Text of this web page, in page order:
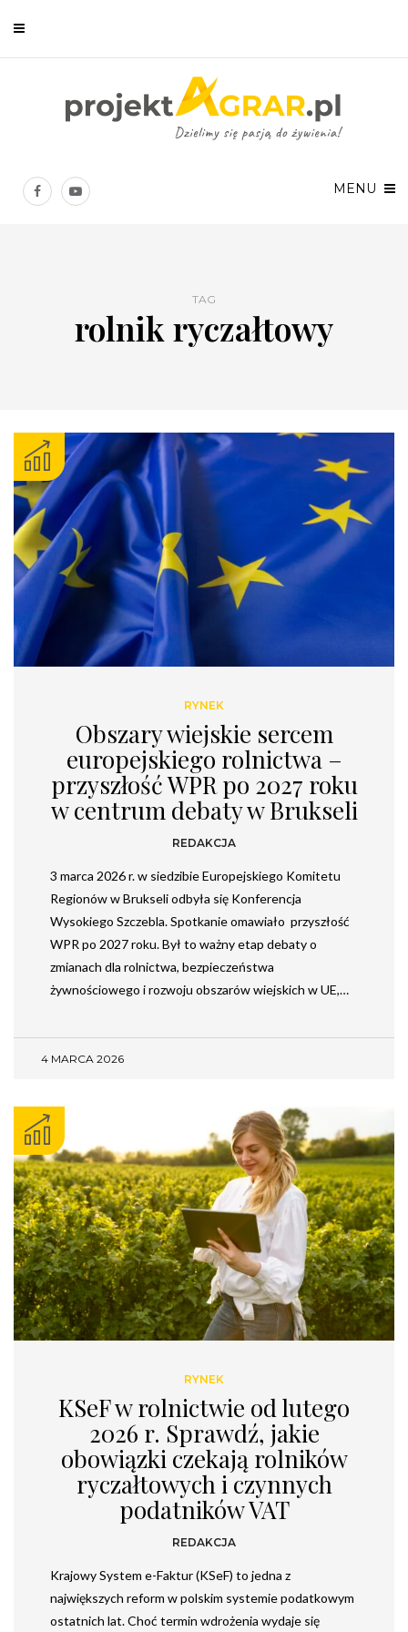
MENU
TAG
rolnik ryczałtowy
RYNEK
Obszary wiejskie sercem
europejskiego rolnictwa –
przyszłość WPR po 2027 roku
w centrum debaty w Brukseli
REDAKCJA
3 marca 2026 r. w siedzibie Europejskiego Komitetu
Regionów w Brukseli odbyła się Konferencja
Wysokiego Szczebla. Spotkanie omawiało przyszłość
WPR po 2027 roku. Był to ważny etap debaty o
zmianach dla rolnictwa, bezpieczeństwa
żywnościowego i rozwoju obszarów wiejskich w UE,…
4 MARCA 2026
RYNEK
KSeF w rolnictwie od lutego
2026 r. Sprawdź, jakie
obowiązki czekają rolników
ryczałtowych i czynnych
podatników VAT
REDAKCJA
Krajowy System e-Faktur (KSeF) to jedna z
największych reform w polskim systemie podatkowym
ostatnich lat. Choć termin wdrożenia wydaje się
Chcesz być na bieżąco? Zostaw swój e-mail, a raz w tygodniu
prześlemy Ci nasze najlepsze artykuły!
Twoje dane osobowe będą przetwarzane zgodnie zPolityką prywatności